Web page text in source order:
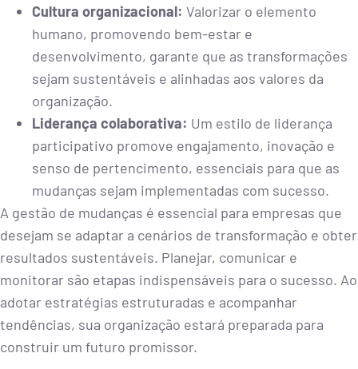
Cultura organizacional: Valorizar o elemento
humano, promovendo bem-estar e
desenvolvimento, garante que as transformações
sejam sustentáveis e alinhadas aos valores da
organização.
Liderança colaborativa: Um estilo de liderança
participativo promove engajamento, inovação e
senso de pertencimento, essenciais para que as
mudanças sejam implementadas com sucesso.
A gestão de mudanças é essencial para empresas que
desejam se adaptar a cenários de transformação e obter
resultados sustentáveis. Planejar, comunicar e
monitorar são etapas indispensáveis para o sucesso. Ao
adotar estratégias estruturadas e acompanhar
tendências, sua organização estará preparada para
construir um futuro promissor.